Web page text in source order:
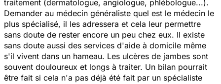
traitement (dermatologue, angiologue, phlébologue...).
Demander au médecin généraliste quel est le médecin le
plus spécialisé, il les adressera et cela leur permettre
sans doute de rester encore un peu chez eux. Il existe
sans doute aussi des services d'aide à domicile même
s'il vivent dans un hameau. Les ulcères de jambes sont
souvent douloureux et longs à traiter. Un bilan pourrait
être fait si cela n'a pas déjà été fait par un spécialiste